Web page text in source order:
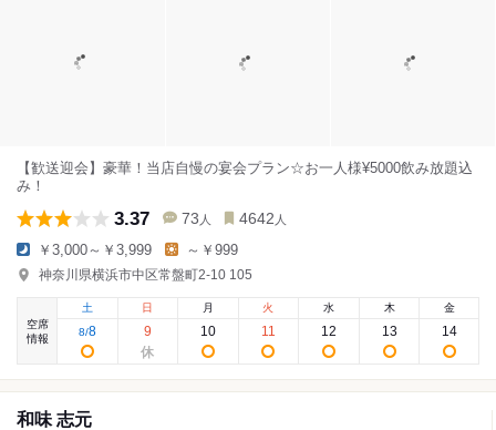
【歓送迎会】豪華！当店自慢の宴会プラン☆お一人様¥5000飲み放題込
み！
3.37 73 人 4642 人
￥3,000～￥3,999 ～￥999
神奈川県横浜市中区常盤町2-10 105
空席
情報
土
8/8
日
9
月
10
火
11
水
12
木
13
金
14
和味 志元